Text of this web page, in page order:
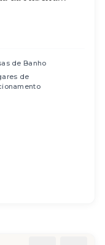
de Banho
de